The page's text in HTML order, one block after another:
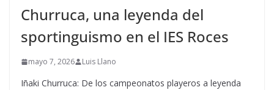
Churruca, una leyenda del
sportinguismo en el IES Roces
mayo 7, 2026 Luis Llano
Iñaki Churruca: De los campeonatos playeros a leyenda